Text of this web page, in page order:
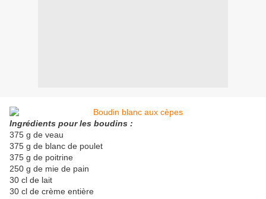
Ingrédients pour les boudins :
375 g de veau
375 g de blanc de poulet
375 g de poitrine
250 g de mie de pain
30 cl de lait
30 cl de crème entière